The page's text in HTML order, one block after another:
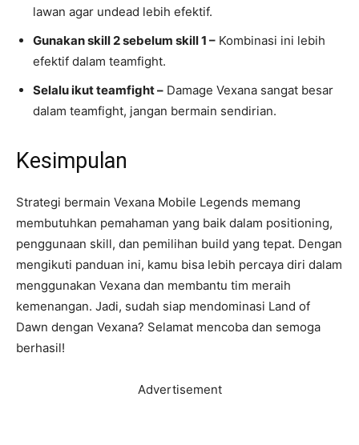
lawan agar undead lebih efektif.
Gunakan skill 2 sebelum skill 1 – Kombinasi ini lebih
efektif dalam teamfight.
Selalu ikut teamfight – Damage Vexana sangat besar
dalam teamfight, jangan bermain sendirian.
Kesimpulan
Strategi bermain Vexana Mobile Legends memang
membutuhkan pemahaman yang baik dalam positioning,
penggunaan skill, dan pemilihan build yang tepat. Dengan
mengikuti panduan ini, kamu bisa lebih percaya diri dalam
menggunakan Vexana dan membantu tim meraih
kemenangan. Jadi, sudah siap mendominasi Land of
Dawn dengan Vexana? Selamat mencoba dan semoga
berhasil!
Advertisement